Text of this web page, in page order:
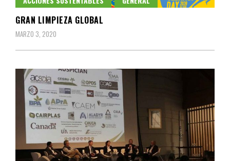
GRAN LIMPIEZA GLOBAL
MARZO 3, 2020